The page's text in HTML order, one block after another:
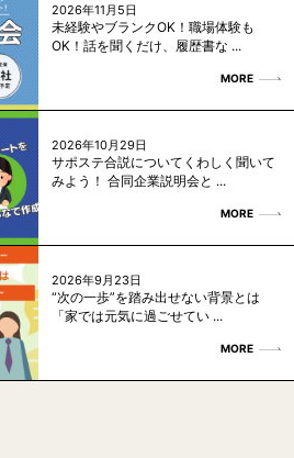
2026年11月5日
未経験やブランクOK！職場体験も
OK！話を聞くだけ、履歴書な ...
MORE
2026年10月29日
サポステ合説についてくわしく聞いて
みよう！ 合同企業説明会と ...
MORE
2026年9月23日
“次の一歩”を踏み出せない背景とは
「家では元気に過ごせてい ...
MORE